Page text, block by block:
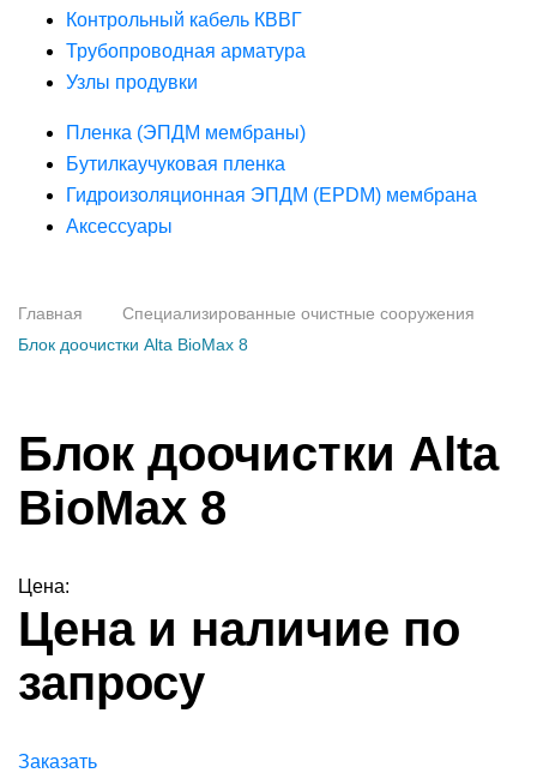
Контрольный кабель КВВГ
Трубопроводная арматура
Узлы продувки
Пленка (ЭПДМ мембраны)
Бутилкаучуковая пленка
Гидроизоляционная ЭПДМ (EPDM) мембрана
Аксессуары
Главная
Специализированные очистные сооружения
Блок доочистки Alta BioMax 8
Блок доочистки Alta
BioMax 8
Цена:
Цена и наличие по
запросу
Заказать